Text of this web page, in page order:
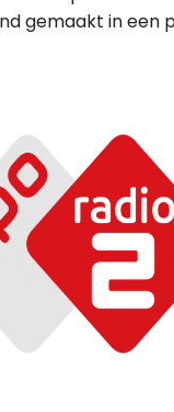
gemaakt in een